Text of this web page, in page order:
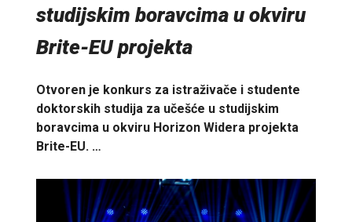
studijskim boravcima u okviru
Brite-EU projekta
Otvoren je konkurs za istraživače i studente
doktorskih studija za učešće u studijskim
boravcima u okviru Horizon Widera projekta
Brite-EU. …